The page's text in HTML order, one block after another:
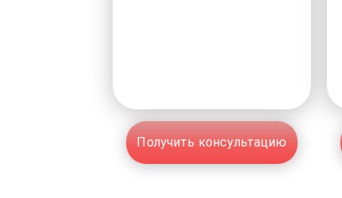
Получить консультацию